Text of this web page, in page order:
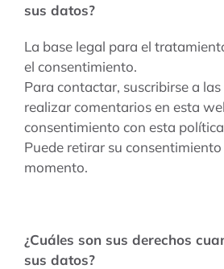
sus datos?
La base legal para el
el consentimiento.
Para contactar, suscribirse a
realizar comentarios en esta
consentimiento con esta
Puede retirar su
momento.
¿Cuáles son sus derechos
sus datos?